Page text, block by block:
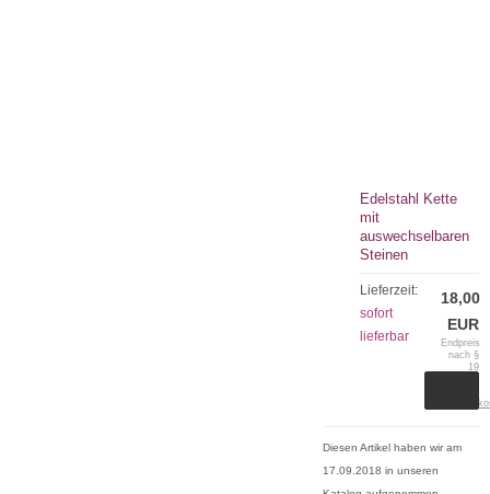
Edelstahl Kette
mit
auswechselbaren
Steinen
Lieferzeit:
sofort
lieferbar
18,00
EUR
Endpreis
nach §
19
Diesen Artikel haben wir am
17.09.2018 in unseren